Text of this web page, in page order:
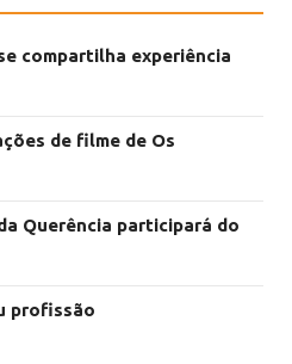
compartilha experiência
de filme de Os
Querência participará do
profissão